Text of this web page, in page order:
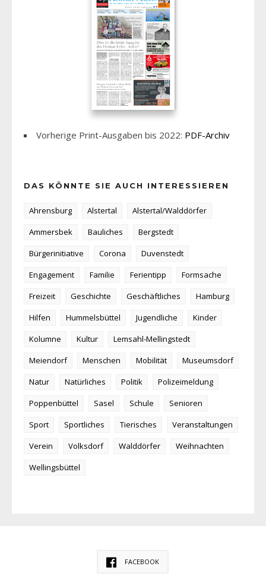
Vorherige Print-Ausgaben bis 2022: PDF-Archiv
DAS KÖNNTE SIE AUCH INTERESSIEREN
Ahrensburg Alstertal
Alstertal/Walddörfer
Ammersbek
Bauliches
Bergstedt
Bürgerinitiative
Corona
Duvenstedt
Engagement
Familie Ferientipp
Formsache
Freizeit
Geschichte Geschäftliches
Hamburg
Hilfen
Hummelsbüttel Jugendliche
Kinder
Kolumne
Kultur
Lemsahl-Mellingstedt
Meiendorf
Menschen Mobilität
Museumsdorf
Natur
Natürliches Politik
Polizeimeldung
Poppenbüttel
Sasel Schule
Senioren
Sport
Sportliches Tierisches
Veranstaltungen
Verein
Volksdorf Walddörfer
Weihnachten
Wellingsbüttel
FACEBOOK